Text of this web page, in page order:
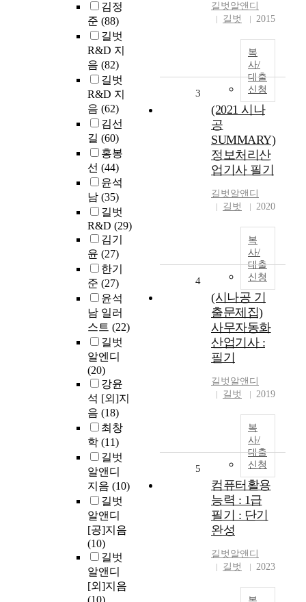
김정
준 (88)
길벗
R&D 지
음 (82)
길벗
R&D 지
음 (62)
김선
길 (60)
홍봉
선 (44)
윤석
남 (35)
길벗
R&D (29)
김기
윤 (27)
한기
준 (27)
윤석
남 일러
스트 (22)
길벗
알엔디
(20)
강윤
석 [외]지
음 (18)
최창
학 (11)
길벗
알앤디
지음 (10)
길벗
알앤디
[공]지음
(10)
길벗
알앤디
[외]지음
길벗알앤디
길벗
2015
복
사/
대출
신청
3
(2021 시나
공
SUMMARY)
정보처리산
업기사 필기
길벗알앤디
길벗
2020
복
사/
대출
신청
4
(시나공 기
출문제집)
사무자동화
산업기사 :
필기
길벗알앤디
길벗
2019
복
사/
대출
신청
5
컴퓨터활용
능력 : 1급
필기 : 단기
완성
길벗알앤디
길벗
2023